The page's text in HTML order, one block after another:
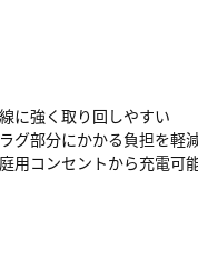
に強く取り回しやすい
グ部分にかかる負担を軽
用コンセントから充電可